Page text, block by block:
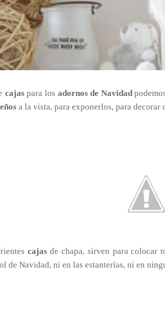
cajaspara los adornos de Navidad
a la vista, para exponerlos, para decorar
cajasde chapa, sirven para colocar
de Navidad, ni en las estanterías, ni en